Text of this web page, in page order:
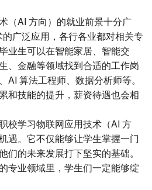
AI 方向）的就业前景十分广
广泛应用，各行各业都对相关专
业生可以在智能家居、智能交
、金融等领域找到合适的工作岗
AI 算法工程师、数据分析师等。
和技能的提升，薪资待遇也会相
学习物联网应用技术（AI 方
遇。它不仅能够让学生掌握一门
们的未来发展打下坚实的基础。
专业领域里，学生们一定能够绽